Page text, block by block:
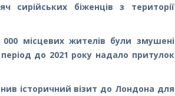
сирійських біженців з території
місцевих жителів були змушені
до 2021 року надало притулок
історичний візит до Лондона для